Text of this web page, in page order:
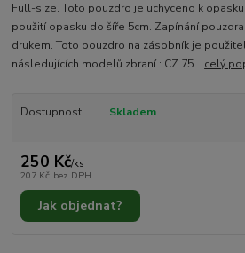
Full-size. Toto pouzdro je uchyceno k
použití opasku do šíře 5cm. Zapínání
drukem. Toto pouzdro na zásobník je
následujících modelů zbraní : CZ 75... celý
Dostupnost Skladem
250 Kč/ks
207 Kč bez DPH
Jak objednat?